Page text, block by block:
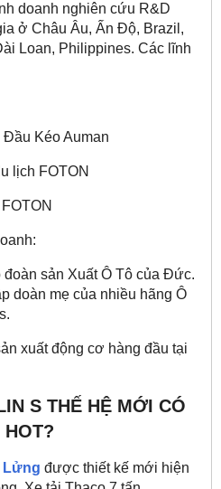
doanh nghiên cứu R&D
ở Châu Âu, Ấn Độ, Brazil,
Loan, Philippines. Các lĩnh
Đầu Kéo Auman
lịch FOTON
sản Xuất Ô Tô của Đức.
doàn mẹ của nhiều hãng Ô
xuất động cơ hàng đầu tại
S THẾ HỆ MỚI CÓ
HOT?
Lửng được thiết kế mới hiện